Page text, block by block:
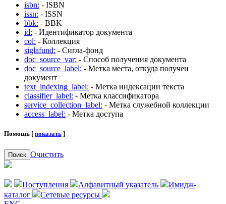
isbn: - ISBN
issn: - ISSN
bbk: - BBK
id: - Идентификатор документа
col: - Коллекция
siglafund: - Сигла-фонд
doc_source_var: - Способ получения документа
doc_source_label: - Метка места, откуда получен
документ
text_indexing_label: - Метка индексации текста
classifier_label: - Метка классификатора
service_collection_label: - Метка служебной коллекции
access_label: - Метка доступа
Помощь [ показать ]
Поиск Очистить
Поступления Алфавитный указатель
Имидж-
каталог
Сетевые ресурсы